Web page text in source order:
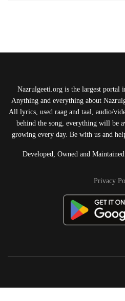
Nazrulgeeti.org is the largest portal
Anything and everything about
All lyrics, used raag and taal, audio/
behind the song, everything will be
growing every day. Be with us and
Developed, Owned and
Privacy